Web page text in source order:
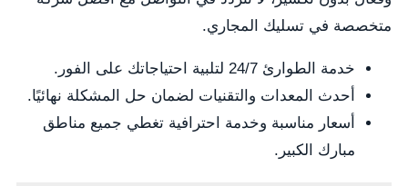
متخصصة في تسليك المجاري.
خدمة الطوارئ 24/7 لتلبية احتياجاتك على الفور.
أحدث المعدات والتقنيات لضمان حل المشكلة نهائيًا.
أسعار مناسبة وخدمة احترافية تغطي جميع مناطق
مبارك الكبير.